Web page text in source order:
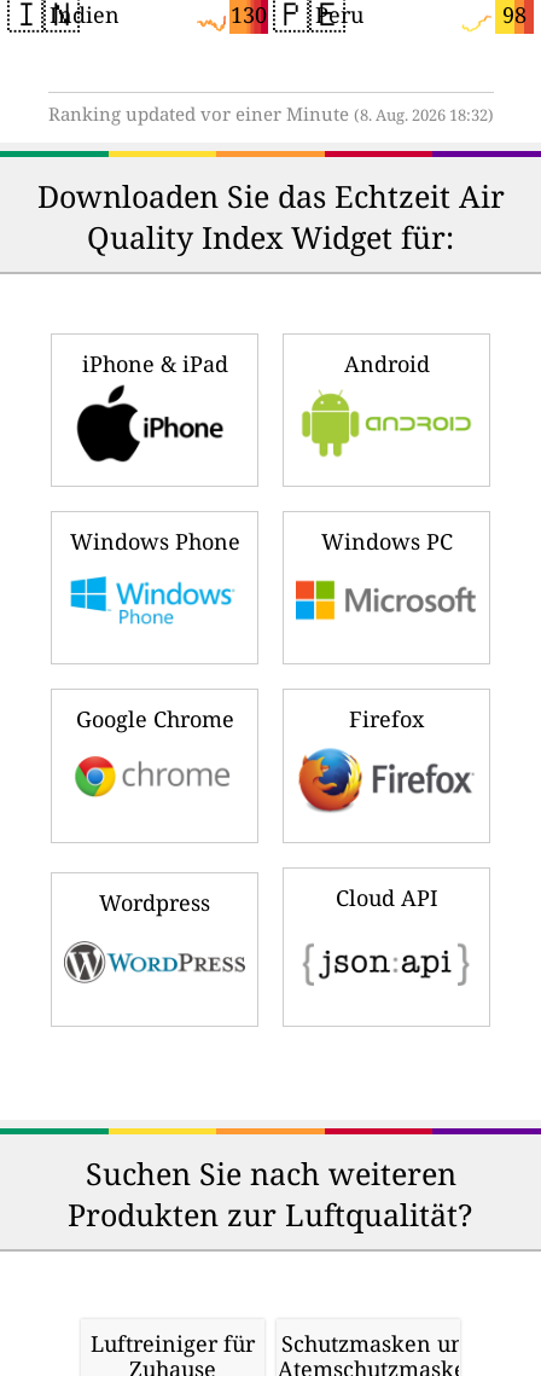
🇮🇳 130
Indien 🇵🇪 98
Peru
Ranking updated vor einer Minute (8. Aug. 2026 18:32)
Downloaden Sie das Echtzeit Air
Quality Index Widget für:
iPhone & iPad Android
Windows Phone Windows PC
Google Chrome Firefox
Wordpress Cloud API
Suchen Sie nach weiteren
Produkten zur Luftqualität?
Luftreiniger für
Zuhause
Schutzmasken und
Atemschutzmasken